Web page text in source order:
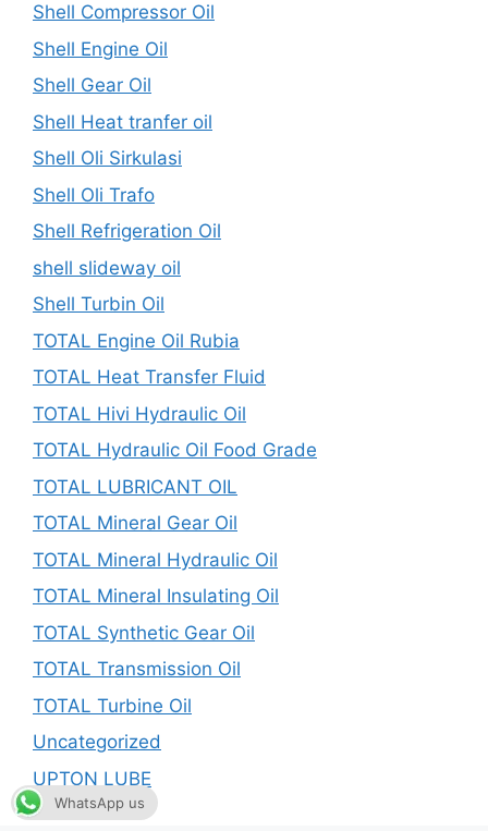
Shell Compressor Oil
Shell Engine Oil
Shell Gear Oil
Shell Heat tranfer oil
Shell Oli Sirkulasi
Shell Oli Trafo
Shell Refrigeration Oil
shell slideway oil
Shell Turbin Oil
TOTAL Engine Oil Rubia
TOTAL Heat Transfer Fluid
TOTAL Hivi Hydraulic Oil
TOTAL Hydraulic Oil Food Grade
TOTAL LUBRICANT OIL
TOTAL Mineral Gear Oil
TOTAL Mineral Hydraulic Oil
TOTAL Mineral Insulating Oil
TOTAL Synthetic Gear Oil
TOTAL Transmission Oil
TOTAL Turbine Oil
Uncategorized
UPTON LUBE
WhatsApp us